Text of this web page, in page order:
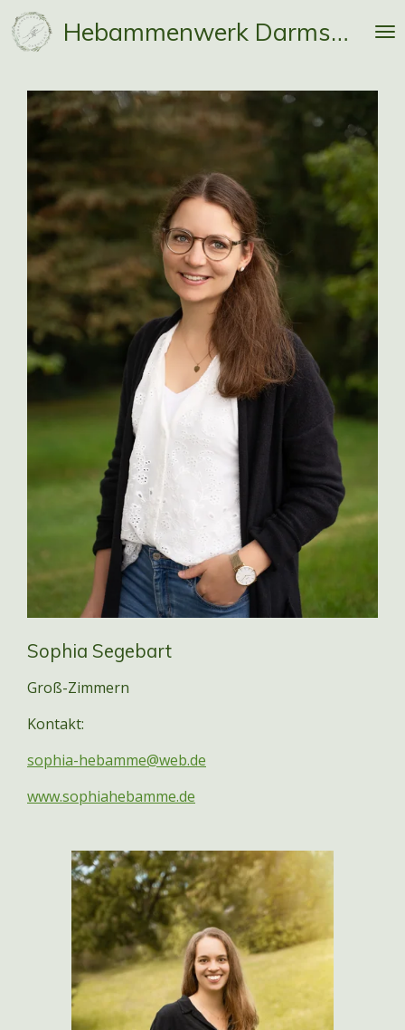
Zum
Hauptinhalt
Hebammenwerk Darmstadt
Sophia Segebart
Groß-Zimmern
Kontakt:
sophia-hebamme@web.de
www.sophiahebamme.de